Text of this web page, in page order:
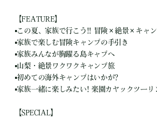
【FEATURE】
▪️この夏、家族で行こう!! 冒険×絶景×キャ
▪️家族で楽しむ冒険キャンプの手引き
▪️家族みんなが胸躍る島キャプへ
▪️山梨・絶景ワクワクキャンプ旅
▪️初めての海外キャンプはいかが?
▪️家族一緒に楽しみたい! 楽園カヤックツーリ
【SPECIAL】